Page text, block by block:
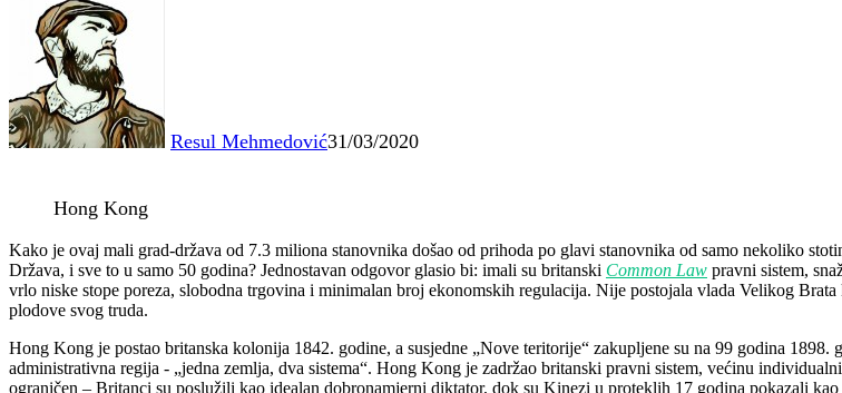
Resul Mehmedović31/03/2020
Hong Kong
Kako je ovaj mali grad-država od 7.3 miliona stanovnika došao od prihoda po glavi stanovnika od samo nekoliko
Država, i sve to u samo 50 godina? Jednostavan odgovor glasio bi: imali su britanski Common Law pravni sistem,
vrlo niske stope poreza, slobodna trgovina i minimalan broj ekonomskih regulacija. Nije postojala vlada Velikog
plodove svog truda.
Hong Kong je postao britanska kolonija 1842. godine, a susjedne „Nove teritorije“ zakupljene su na 99 godina
administrativna regija - „jedna zemlja, dva sistema“. Hong Kong je zadržao britanski pravni sistem, većinu
ograničen – Britanci su poslužili kao idealan dobronamjerni diktator, dok su Kinezi u proteklih 17 godina pokazali kao